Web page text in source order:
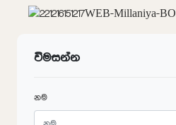
විමසන්න
නම